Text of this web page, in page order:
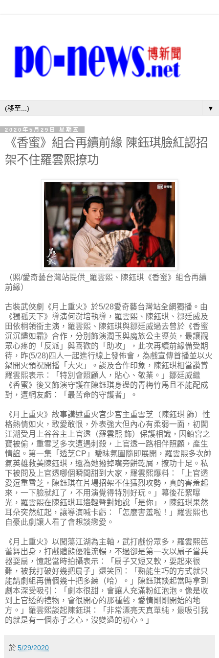
▼
2020年5月29日 星期五
《香蜜》組合再續前緣 陳鈺琪臉紅認招
架不住羅雲熙撩功
（照/愛奇藝台灣站提供_羅雲熙、陳鈺琪《香蜜》組合再續
前緣）
古裝武俠劇《月上重火》於5/28愛奇藝台灣站全網獨播。由
《獨孤天下》導演何澍培執導，羅雲熙、陳鈺琪、鄒廷威及
田依桐領銜主演，羅雲熙、陳鈺琪與鄒廷威過去曾於《香蜜
沉沉燼如霜》合作，分別飾演潤玉與魔族公主鎏英，最讓觀
眾心疼的「反派」與喜歡的「助攻」，此次再續前緣備受期
待，昨(5/28)四人一起進行線上發佈會，為戲宣傳首播並以火
鍋開火預祝開播「大火」。談及合作印象，陳鈺琪相當讚賞
羅雲熙表示：「特別會照顧人，貼心、敬業。」鄒廷威繼
《香蜜》後又飾演守護在陳鈺琪身邊的青梅竹馬且不能配成
對，遭網友虧：「最苦命的守護者」。
《月上重火》故事講述重火宮少宮主重雪芝（陳鈺琪 飾）性
格熱情如火，敢愛敢恨，外表強大但內心有柔弱一面，初闖
江湖受月上谷谷主上官透（羅雲熙 飾）保護相識，因鎮宮之
寶被偷，重雪芝多次遭遇刺殺，上官透一路相伴照顧，產生
情誼。第一集「透芝CP」曖昧氛圍隨即展開，羅雲熙多次帥
氣英雄救美陳鈺琪，還為她撥掉嘴旁餅乾屑，撩功十足。私
下被問及上官透哪個瞬間甜到大家，羅雲熙爆料：「上官透
愛逗重雪芝，陳鈺琪在片場招架不住猛烈攻勢，真的害羞起
來，一下臉就紅了，不用演覺得特別好玩。」幕後花絮曝
光，羅雲熙在陳鈺琪耳邊輕聲對她說「是你」，陳鈺琪果然
耳朵突然紅起，讓導演喊卡虧：「怎麼害羞啦！」羅雲熙也
自豪此劇讓人看了會想談戀愛。
《月上重火》以闖蕩江湖為主軸，武打戲份眾多，羅雲熙芭
蕾舞出身，打戲體態優雅流暢，不過卻是第一次以扇子當兵
器耍扇，憶起當時拍攝表示：「扇子又短又軟，耍起來很
難，被我打破好幾把扇子」還笑回：「熟能生巧的方式就只
能請劇組再備個幾十把多練（哈）。」陳鈺琪談起當時拿到
劇本深受吸引：「劇本很甜，會讓人充滿粉紅泡泡。像是收
到上官透的禮物，會很開心的那種戲，愛情剛剛開始的地
方。」羅雲熙談起陳鈺琪：「非常漂亮天真單純，最吸引我
的就是有一個赤子之心，沒變過的初心。」
於 5/29/2020